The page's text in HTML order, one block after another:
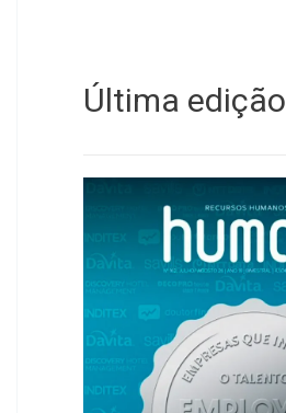
Última edição